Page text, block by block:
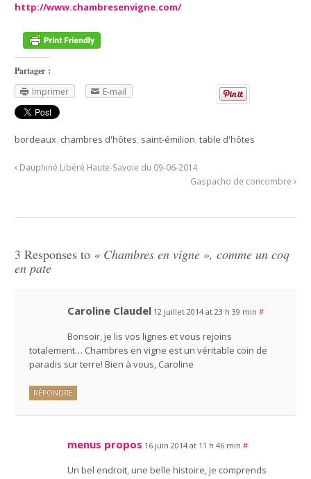
http://www.chambresenvigne.com/
Partager :
Imprimer
E-mail
bordeaux, chambres d'hôtes, saint-émilion,table d'hôtes
Dauphiné Libéré Haute-Savoie du 09-06-2014
Gaspacho de concombre
3 Responses to « Chambres en vigne », comme un coq
en pate
Caroline Claudel 12 juillet 2014 at 23 h 39 min #
Bonsoir, je lis vos lignes et vous rejoins
totalement… Chambres en vigne est un véritable coin de
paradis sur terre! Bien à vous, Caroline
RÉPONDRE
menus propos 16 juin 2014 at 11 h 46 min #
Un bel endroit, une belle histoire, je comprends